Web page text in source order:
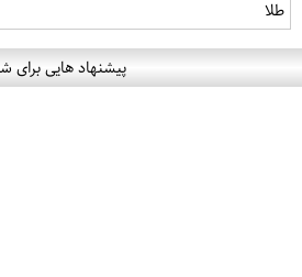
طلا
پیشنهاد هایی برای